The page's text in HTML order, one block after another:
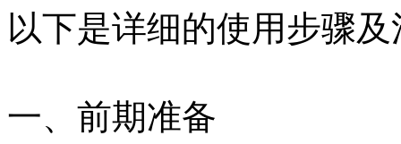
以下是详细的使用步骤
一、前期准备